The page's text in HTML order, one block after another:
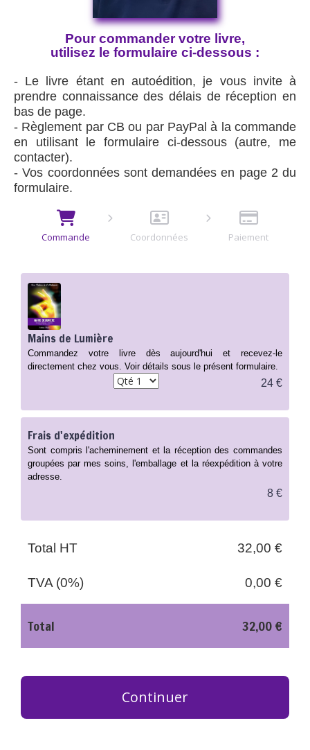
Pour commander votre livre,
utilisez le formulaire ci-dessous :
- Le livre étant en autoédition, je vous invite à
prendre connaissance des délais de réception en
bas de page.
- Règlement par CB ou par PayPal à la commande
en utilisant le formulaire ci-dessous (autre, me
contacter).
- Vos coordonnées sont demandées en page 2 du
formulaire.
Commande Coordonnées Paiement
Mains de Lumière
Commandez votre livre dès aujourd'hui et recevez-le
directement chez vous. Voir détails sous le présent formulaire.
24 €
Frais d'expédition
Sont compris l'acheminement et la réception des commandes
groupées par mes soins, l'emballage et la réexpédition à votre
adresse.
8 €
Total HT 32,00 €
TVA (0%) 0,00 €
Total 32,00 €
Continuer